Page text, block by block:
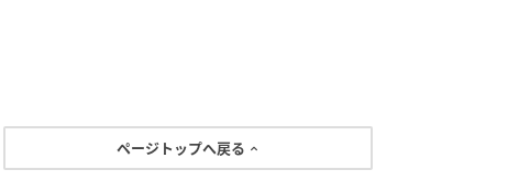
ページトップへ戻る